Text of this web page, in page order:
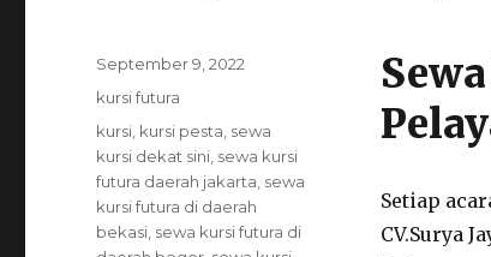
Setiap
CV.Surya
Posted
on
September 9, 2022
Categories
kursi futura
Tags
kursi kursi pesta sewa
kursi dekat sini sewa kursi
futura daerah jakarta sewa
kursi futura di daerah
bekasi sewa kursi futura di